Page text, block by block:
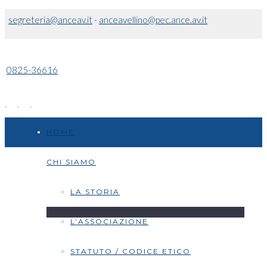
segreteria@anceav.it- anceavellino@pec.ance.av.it
0825-36616
CHI SIAMO
LA STORIA
L’ASSOCIAZIONE
STATUTO / CODICE ETICO